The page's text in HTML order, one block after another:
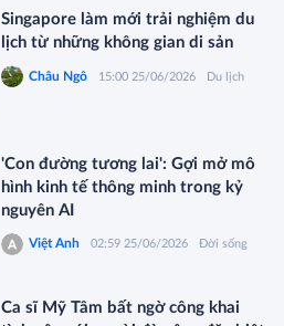
Singapore làm mới trải nghiệm du
lịch từ những không gian di sản
Châu Ngô 15:00 25/06/2026 Du lịch
'Con đường tương lai': Gợi mở mô
hình kinh tế thông minh trong kỷ
nguyên AI
Việt Anh 02:59 25/06/2026 Đời sống
Ca sĩ Mỹ Tâm bất ngờ công khai